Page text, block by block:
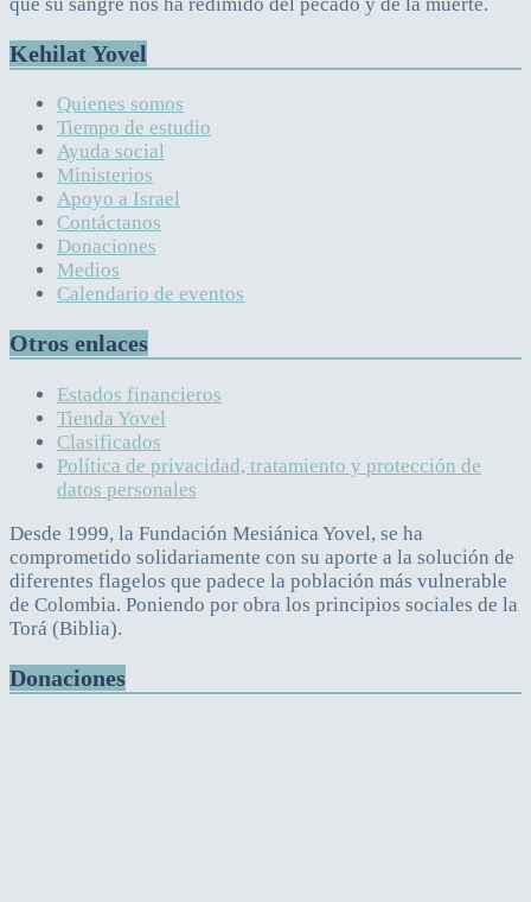
Kehilat Yovel
Quienes somos
Tiempo de estudio
Ayuda social
Ministerios
Apoyo a Israel
Contáctanos
Donaciones
Medios
Calendario de eventos
Otros enlaces
Estados financieros
Tienda Yovel
Clasificados
Política de privacidad, tratamiento y protección de
datos personales
Desde 1999, la Fundación Mesiánica Yovel, se ha
comprometido solidariamente con su aporte a la solución de
diferentes flagelos que padece la población más vulnerable
de Colombia. Poniendo por obra los principios sociales de la
Torá (Biblia).
Donaciones